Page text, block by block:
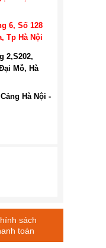
6, Số 128
, Tp Hà Nội
2,S202,
Mỗ, Hà
Hà Nội -
sách
toán